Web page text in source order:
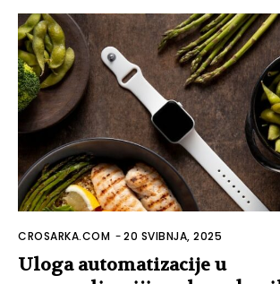
CROSARKA.COM -20 SVIBNJA, 2025
Uloga automatizacije u